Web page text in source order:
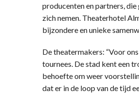
producenten en partners,
zich nemen. Theaterhotel
bijzondere en unieke
De theatermakers: “Voor
tournees. De stad kent een
behoefte om weer
dat er in de loop van de tijd